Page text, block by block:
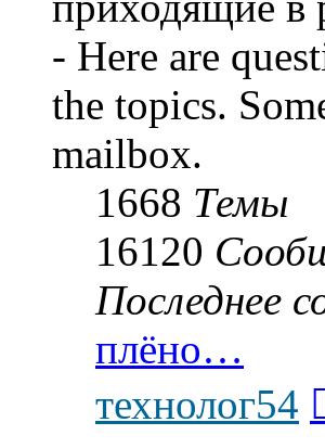
- Here are
the topics.
mailbox.
1668 Темы
16120
Последнее
плёно…
технолог54